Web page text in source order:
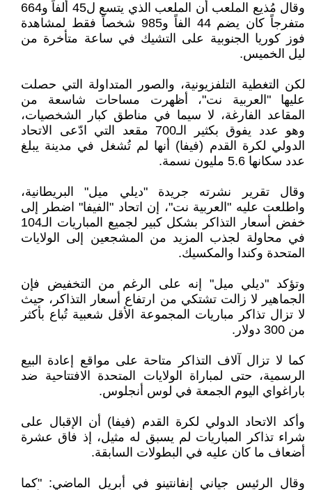
وقال مُذيع الملعب أن الملعب الذي يتسع ل45 ألفاً و664
متفرجاً كان يضم 44 الفاً و985 شخصاً فقط لمشاهدة
فوز كوريا الجنوبية على التشيك في ساعة متأخرة من
ليل الخميس.
لكن التغطية التلفزيونية، والصور المتداولة التي حصلت
عليها "العربية نت"، أظهرت مساحات شاسعة من
المقاعد الفارغة، لا سيما في مناطق كبار الشخصيات،
وهو عدد يفوق بكثير الـ700 مقعد التي ادّعى الاتحاد
الدولي لكرة القدم (فيفا) أنها لم تُشغل في مدينة يبلغ
عدد سكانها 5.6 مليون نسمة.
وقال تقرير نشرته جريدة "ديلي ميل" البريطانية،
واطلعت عليه "العربية نت"، إن اتحاد "الفيفا" اضطر إلى
خفض أسعار التذاكر بشكل كبير لجميع المباريات الـ104
في محاولة لجذب المزيد من المشجعين إلى الولايات
المتحدة وكندا والمكسيك.
وتؤكد "ديلي ميل" إنه على الرغم من التخفيض فإن
الجماهير لا زالت تشتكي من ارتفاع أسعار التذاكر، حيث
لا تزال تذاكر مباريات المجموعة الأقل شعبية تُباع بأكثر
من 300 دولار.
كما لا تزال آلاف التذاكر متاحة على مواقع إعادة البيع
الرسمية، حتى لمباراة الولايات المتحدة الافتتاحية ضد
باراغواي اليوم الجمعة في لوس أنجلوس.
وأكد الاتحاد الدولي لكرة القدم (فيفا) أن الإقبال على
شراء تذاكر المباريات لم يسبق له مثيل، إذ فاق عشرة
أضعاف ما كان عليه في البطولات السابقة.
وقال الرئيس جياني إنفانتينو في أبريل الماضي: "كما